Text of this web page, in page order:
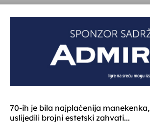
70-ih je bila najplaćenija
uslijedili brojni estetski zahvati...